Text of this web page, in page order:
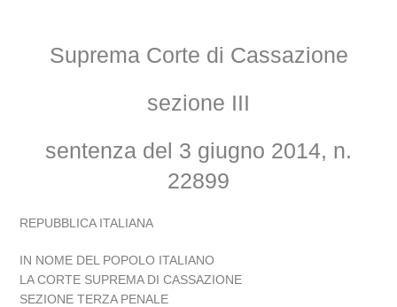
Suprema Corte di Cassazione
sezione III
sentenza del 3 giugno 2014, n.
22899
REPUBBLICA ITALIANA
IN NOME DEL POPOLO ITALIANO
LA CORTE SUPREMA DI CASSAZIONE
SEZIONE TERZA PENALE